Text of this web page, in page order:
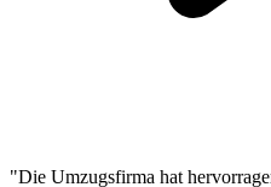
"Die Umzugsfirma hat